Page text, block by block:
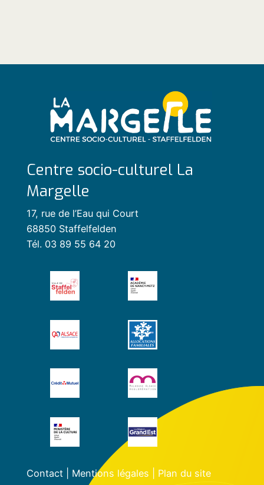
Centre socio-culturel La
Margelle
17, rue de l’Eau qui Court
68850 Staffelfelden
Tél. 03 89 55 64 20
Contact| Mentions légales Plan du site